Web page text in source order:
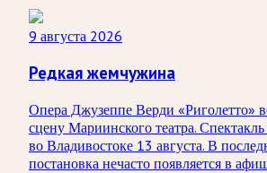
9 августа 2026
Редкая жемчужина
Опера Джузеппе Верди «Риголетто»
сцену Мариинского театра. Спектакль
во Владивостоке 13 августа. В
постановка нечасто появляется в